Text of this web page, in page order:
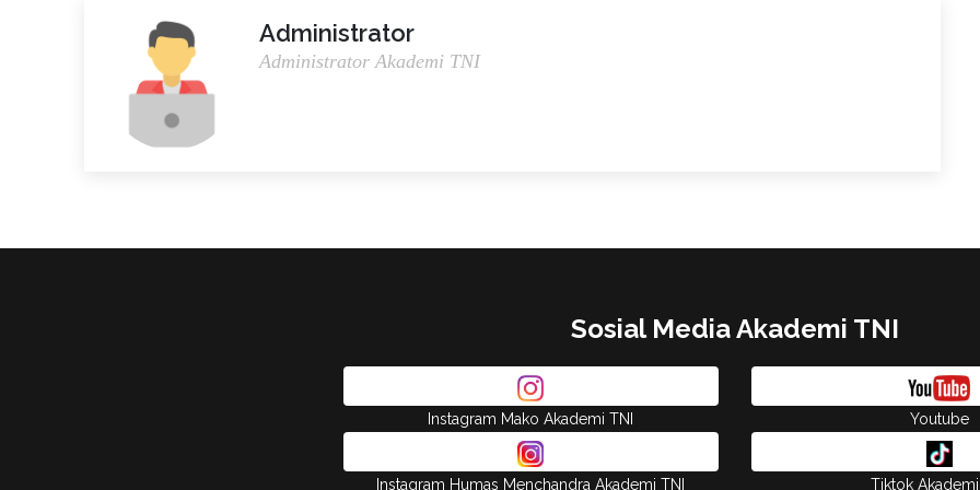
Administrator
Administrator Akademi TNI
Sosial Media Akademi TNI
Instagram Mako Akademi TNI Youtube
Instagram Humas Menchandra Akademi TNI Tiktok